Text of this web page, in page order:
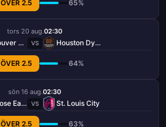
ÖVER 2.5 65%
tors 20 aug.02:30
Vancouver Whitecaps VS Houston Dynamo
ÖVER 2.5 64%
sön 16 aug.02:30
San Jose Earthquakes VS St. Louis City
ÖVER 2.5 63%